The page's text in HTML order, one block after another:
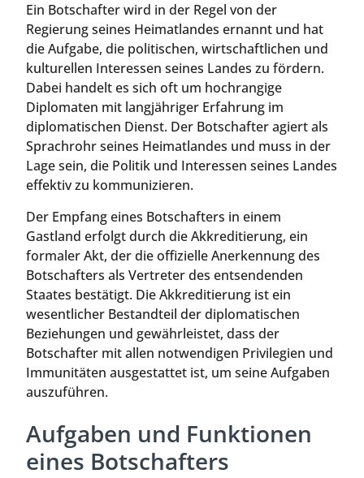
Ein Botschafter wird in der Regel von der
Regierung seines Heimatlandes ernannt und hat
die Aufgabe, die politischen, wirtschaftlichen und
kulturellen Interessen seines Landes zu fördern.
Dabei handelt es sich oft um hochrangige
Diplomaten mit langjähriger Erfahrung im
diplomatischen Dienst. Der Botschafter agiert als
Sprachrohr seines Heimatlandes und muss in der
Lage sein, die Politik und Interessen seines Landes
effektiv zu kommunizieren.
Der Empfang eines Botschafters in einem
Gastland erfolgt durch die Akkreditierung, ein
formaler Akt, der die offizielle Anerkennung des
Botschafters als Vertreter des entsendenden
Staates bestätigt. Die Akkreditierung ist ein
wesentlicher Bestandteil der diplomatischen
Beziehungen und gewährleistet, dass der
Botschafter mit allen notwendigen Privilegien und
Immunitäten ausgestattet ist, um seine Aufgaben
auszuführen.
Aufgaben und Funktionen
eines Botschafters